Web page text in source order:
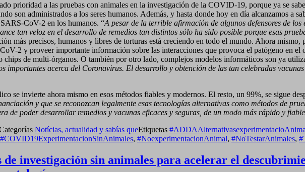
prioridad a las pruebas con animales en la investigación de la COVID-19, porque ya se
son administrados a los seres humanos. Además, y hasta donde hoy en día alcanzamos a
CoV-2 en los humanos. “A pesar de la terrible afirmación de algunos defensores de
tan veloz en el desarrollo de remedios tan distintos sólo ha sido posible porque esas
más precisos, humanos y libres de torturas está creciendo en todo el mundo. Ahora
2 y proveer importante información sobre las interacciones que provoca el patógeno en el
de multi-órganos. O también por otro lado, complejos modelos informáticos son ya
importantes acerca del Coronavirus. El desarrollo y obtención de las tan celebradas
se invierte ahora mismo en esos métodos fiables y modernos. El resto, un 99%, se sigue
y que se reconozcan legalmente esas tecnologías alternativas como métodos de
de poder desarrollar remedios y vacunas eficaces y seguras, de un modo más rápido y
Notícias, actualidad y sabías queEtiquetas
#COVID19ExperimentacionSinAnimales, #NoexperimentacionAnimal, #NoTestarAnimales,
investigación sin animales para acelerar el